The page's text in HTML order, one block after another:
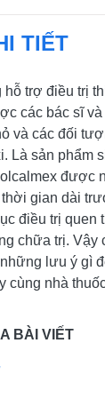
TIẾT
hỗ trợ điều trị
các bác sĩ
và các đối
Là sản phẩm
được
gian dài
điều trị quen
chữa trị. Vậy
lưu ý gì
cùng nhà
BÀI VIẾT